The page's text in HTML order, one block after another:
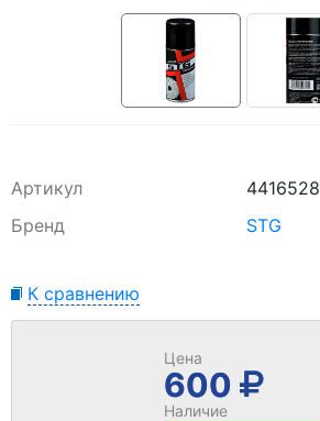
Артикул
4416528
Бренд
STG
К сравнению
Цена
600
Наличие